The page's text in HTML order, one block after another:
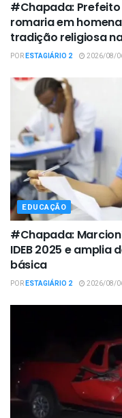
#Chapada:
romaria em
tradição religiosa
PORESTAGIÁRIO 2 2026/08/
EDUCAÇÃO
#Chapada:
IDEB 2025 e amplia
básica
PORESTAGIÁRIO 2 2026/08/